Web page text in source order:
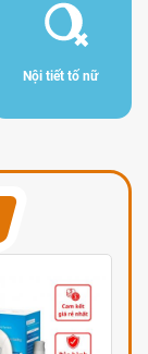
Nội tiết tố nữ